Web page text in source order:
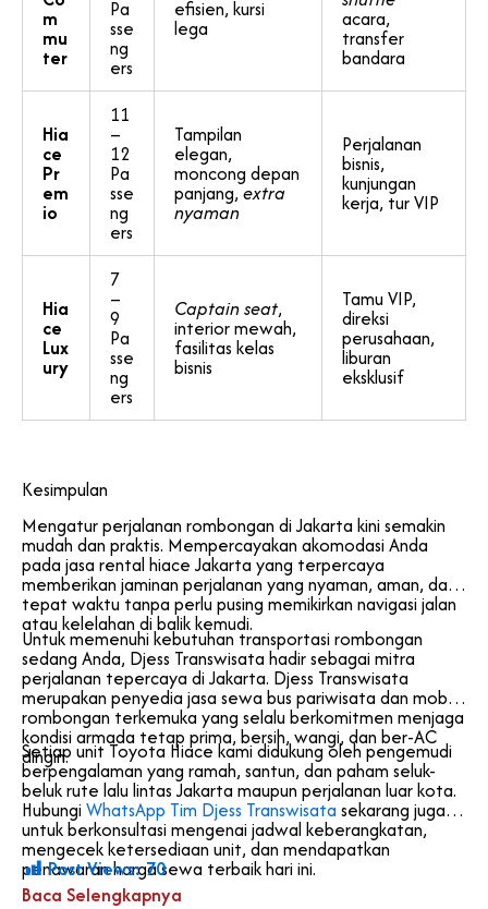
m
mu
ter
Pa
sse
ng
ers
efisien, kursi
lega acara,
transfer
bandara
Hia
ce
Pr
em
io
11
–
12
Pa
sse
ng
ers
Tampilan
elegan,
moncong depan
panjang,extra
nyaman
Perjalanan
bisnis,
kunjungan
kerja, tur VIP
Hia
ce
Lux
ury
7
–
9
Pa
sse
ng
ers
Captain seat,
interior mewah,
fasilitas kelas
bisnis
Tamu VIP,
direksi
perusahaan,
liburan
eksklusif
Kesimpulan
Mengatur perjalanan rombongan di Jakarta kini semakin
mudah dan praktis. Mempercayakan akomodasi Anda
pada jasa rental hiace Jakarta yang terpercaya
memberikan jaminan perjalanan yang nyaman, aman, dan
tepat waktu tanpa perlu pusing memikirkan navigasi jalan
atau kelelahan di balik kemudi.
Untuk memenuhi kebutuhan transportasi rombongan
sedang Anda, Djess Transwisata hadir sebagai mitra
perjalanan tepercaya di Jakarta. Djess Transwisata
merupakan penyedia jasa sewa bus pariwisata dan mobil
rombongan terkemuka yang selalu berkomitmen menjaga
kondisi armada tetap prima, bersih, wangi, dan ber-AC
dingin.
Setiap unit Toyota Hiace kami didukung oleh pengemudi
berpengalaman yang ramah, santun, dan paham seluk-
beluk rute lalu lintas Jakarta maupun perjalanan luar kota.
Hubungi WhatsApp Tim Djess Transwisata sekarang juga
untuk berkonsultasi mengenai jadwal keberangkatan,
mengecek ketersediaan unit, dan mendapatkan
penawaran harga sewa terbaik hari ini.
Post Views: 70
Baca Selengkapnya